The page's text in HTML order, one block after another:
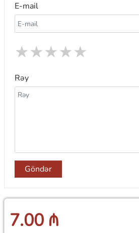
E-mail
★
★
★
★
★
Rəy
Göndər
7.00 ₼